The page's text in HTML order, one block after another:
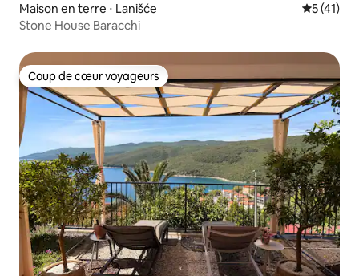
Maison en terre ⋅ Lanišće
5 (41)
Stone House Baracchi
Coup de cœur voyageurs
Coup de cœur voyageurs